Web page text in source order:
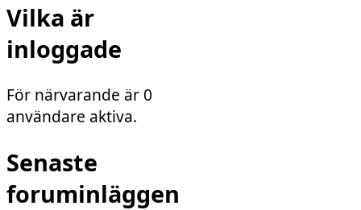
Vilka är
inloggade
För närvarande är 0
användare aktiva.
Senaste
foruminläggen